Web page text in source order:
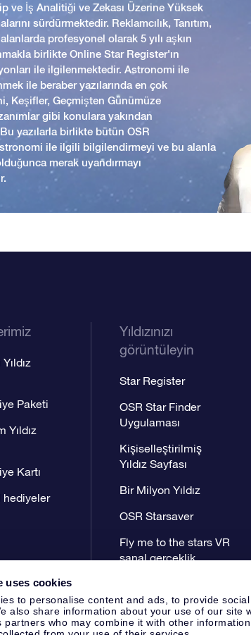
uses cookies
to personalise content and ads, to provide
also share information about your use of our site
partners who may combine it with other
ve İş Analitiği ve Zekası Üzerine Yüksek
sürdürmektedir. Reklamcılık, Tanıtım,
profesyonel olarak 5 yılı aşkın
birlikte Online Star Register'ın
ile ilgilenmektedir. Astronomi ile
ile beraber yazılarında en çok
Keşifler, Geçmişten Günümüze
gibi konulara yakından
yazılarla birlikte bütün OSR
astronomi ile ilgili bilgilendirmeyi ve bu alanla
merak uyandırmayı
Paketi
Yıldız
Kartı
hediyeler
Yıldızınızı
görüntüleyin
Star Register
OSR Star Finder
Uygulaması
Kişiselleştirilmiş
Yıldız Sayfası
Bir Milyon Yıldız
OSR Starsaver
Fly me to the stars VR
sanal gerçeklik